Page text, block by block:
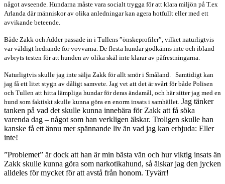
något avseende. Hundarna måste vara socialt trygga för att klara miljön på T.ex
Arlanda där människor av olika anledningar kan agera hotfullt eller med ett
avvikande beteende.
Både Zakk och Adder passade in i Tullens ”önskeprofiler”, vilket naturligtvis
var väldigt hedrande för vovvarna. De flesta hundar godkänns inte och ibland
avbryts testen för att hunden av olika skäl inte klarar av påfrestningarna.
Naturligtvis skulle jag inte sälja Zakk för allt smör i Småland. Samtidigt kan
jag få ett litet stygn av dåligt samvete. Jag vet att det är svårt för både Polisen
och Tullen att hitta lämpliga hundar för deras ändamål, och här sitter jag med en
hund som faktiskt skulle kunna göra en enorm insats i samhället. Jag tänker
tanken på vad det skulle kunna innebära för Zakk att få söka
varenda dag – något som han verkligen älskar. Troligen skulle han
kanske få ett ännu mer spännande liv än vad jag kan erbjuda: Eller
inte!
”Problemet” är dock att han är min bästa vän och hur viktig insats än
Zakk skulle kunna göra som narkotikahund, så älskar jag den jycken
alldeles för mycket för att avstå från honom. Tyvärr!